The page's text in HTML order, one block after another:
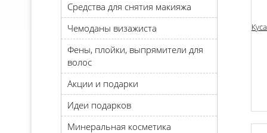
Средства для снятия макияжа
Чемоданы визажиста
Фены, плойки, выпрямители для
волос
Акции и подарки
Идеи подарков
Минеральная косметика